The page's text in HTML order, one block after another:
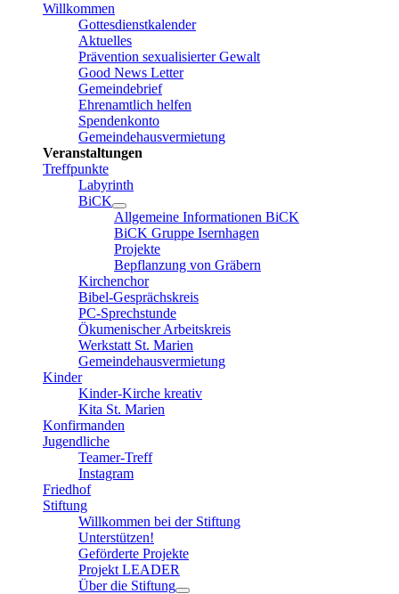
Willkommen
Gottesdienstkalender
Aktuelles
Prävention sexualisierter Gewalt
Good News Letter
Gemeindebrief
Ehrenamtlich helfen
Spendenkonto
Gemeindehausvermietung
Veranstaltungen
Treffpunkte
Labyrinth
BiCK
Allgemeine Informationen BiCK
BiCK Gruppe Isernhagen
Projekte
Bepflanzung von Gräbern
Kirchenchor
Bibel-Gesprächskreis
PC-Sprechstunde
Ökumenischer Arbeitskreis
Werkstatt St. Marien
Gemeindehausvermietung
Kinder
Kinder-Kirche kreativ
Kita St. Marien
Konfirmanden
Jugendliche
Teamer-Treff
Instagram
Friedhof
Stiftung
Willkommen bei der Stiftung
Unterstützen!
Geförderte Projekte
Projekt LEADER
Über die Stiftung